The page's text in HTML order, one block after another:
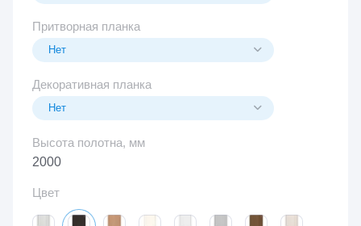
Притворная планка
Декоративная планка
Высота полотна, мм
2000
Цвет